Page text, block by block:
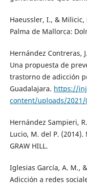
Haeussler, I., &
Palma de Mallorca:
Hernández Contreras,
Una propuesta de
trastorno de adicción
Guadalajara. https://
content/uploads/
Hernández Sampieri,
Lucio, M. del P.
GRAW HILL.
Iglesias García, A. M.,
Adicción a redes